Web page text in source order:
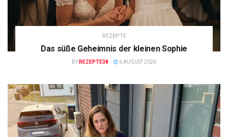
REZEPTE
Das süße Geheimnis der kleinen Sophie
BY REZEPTE38 6 AUGUST 2026